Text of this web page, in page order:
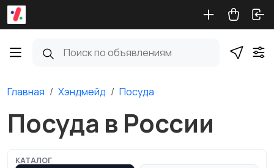
Главная Хэндмейд Посуда
Посуда в России
КАТАЛОГ